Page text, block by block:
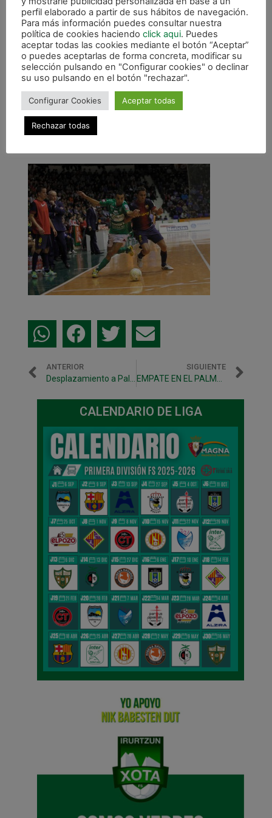
Viernes 1-3: Triman Navarra – El Pozo
Murcia: 2.900 espectadores
Viernes 15-3: Triman Navarra – Rios
Renovables: 2.800 espectadores
Viernes 5-4: Triman Navarra – Azkar Lugo:
2.300 espectadores
Viernes 19-4: Triman Navarra – Puertollano:
2.250 espectadores
Total espectadores: 24.900. Media de
ANTERIOR
Desplazamiento a Palma para jugar contra Fisiomedia Manacor
SIGUIENTE
EMPATE EN EL PALMA ARENA ANTE FISIOMEDIA MANACOR (2-2)
CALENDARIO DE LIGA
perfil elaborado a partir de sus hábitos de navegación.
Para más información puedes consultar nuestra
política de cookies haciendo click aqui. Puedes
aceptar todas las cookies mediante el botón “Aceptar”
o puedes aceptarlas de forma concreta, modificar su
selección pulsando en "Configurar cookies" o declinar
su uso pulsando en el botón "rechazar".
Configurar Cookies Aceptar todas
Rechazar todas